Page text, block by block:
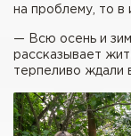
на проблему, то в
— Всю осень и
рассказывает
терпеливо ждали